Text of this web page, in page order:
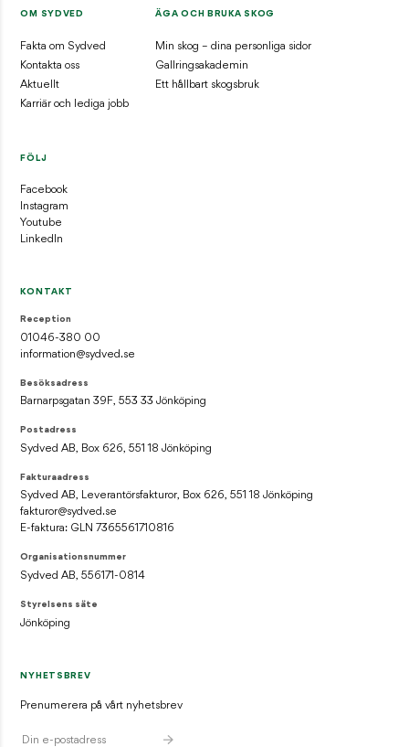
OM SYDVED
Fakta om Sydved
Kontakta oss
Aktuellt
Karriär och lediga jobb
ÄGA OCH BRUKA SKOG
Min skog – dina personliga sidor
Gallringsakademin
Ett hållbart skogsbruk
FÖLJ
Facebook
Instagram
Youtube
LinkedIn
KONTAKT
Reception
01046-380 00
information@sydved.se
Besöksadress
Barnarpsgatan 39F, 553 33 Jönköping
Postadress
Sydved AB, Box 626, 551 18 Jönköping
Fakturaadress
Sydved AB, Leverantörsfakturor, Box 626, 551 18 Jönköping
fakturor@sydved.se
E-faktura: GLN 7365561710816
Organisationsnummer
Sydved AB, 556171-0814
Styrelsens säte
Jönköping
NYHETSBREV
Prenumerera på vårt nyhetsbrev